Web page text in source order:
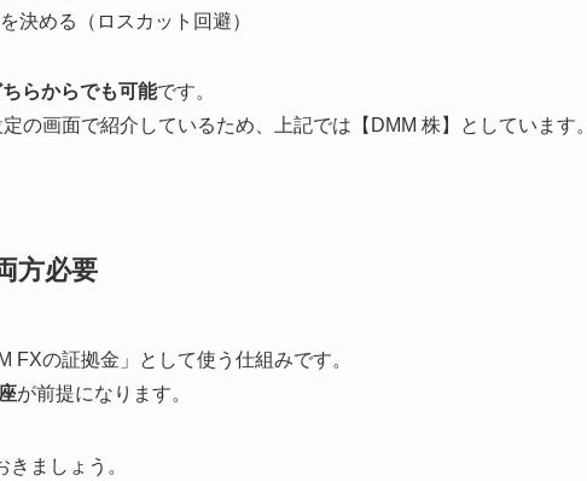
決める（ロスカット回避）
らからでも可能です。
の画面で紹介しているため、上記では【DMM 株】としています。
方必要
FXの証拠金」として使う仕組みです。
が前提になります。
ましょう。